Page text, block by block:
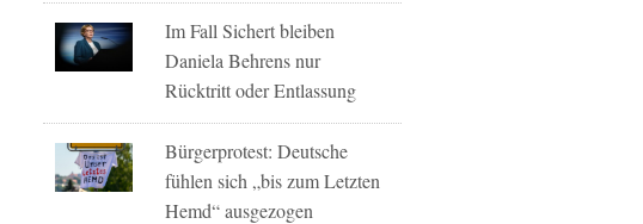
Im Fall Sichert bleiben
Daniela Behrens nur
Rücktritt oder Entlassung
Bürgerprotest: Deutsche
fühlen sich „bis zum Letzten
Hemd“ ausgezogen